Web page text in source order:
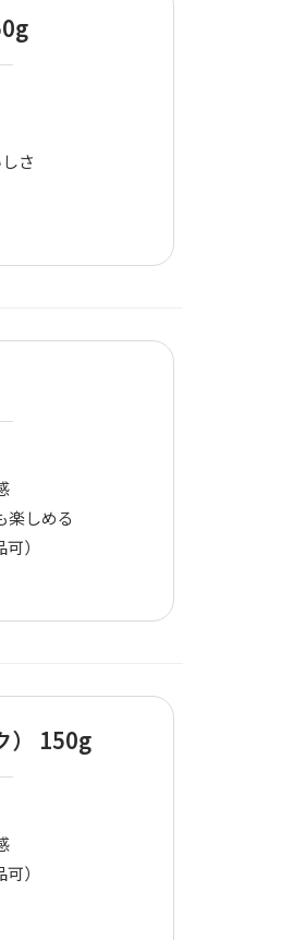
さ
楽しめる
）
） 150g
）